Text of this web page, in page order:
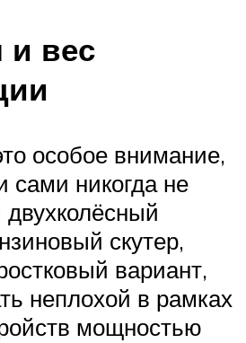
и вес
особое внимание,
сами никогда не
скутер,
вариант,
неплохой в рамках
мощностью